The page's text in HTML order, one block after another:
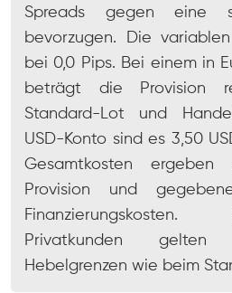
Spreads gegen eine
bevorzugen. Die
bei 0,0 Pips. Bei einem in
beträgt die Provision
Standard-Lot und
USD-Konto sind es 3,50
Gesamtkosten
Provision und
Privatkunden
Hebelgrenzen wie beim